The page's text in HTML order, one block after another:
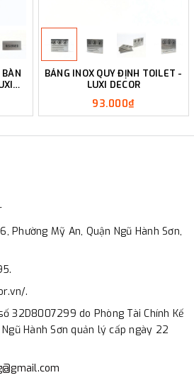
BẢNG INOX QUY ĐỊNH TOILET -
LUXI DECOR
93.000₫
Phường Mỹ An, Quận Ngũ Hành Sơn,
.
32D8007299 do Phòng Tài Chính Kế
Hành Sơn quản lý cấp ngày 22